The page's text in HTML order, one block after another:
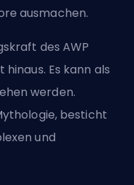
ausmachen.
des AWP
Es kann als
werden.
besticht
und